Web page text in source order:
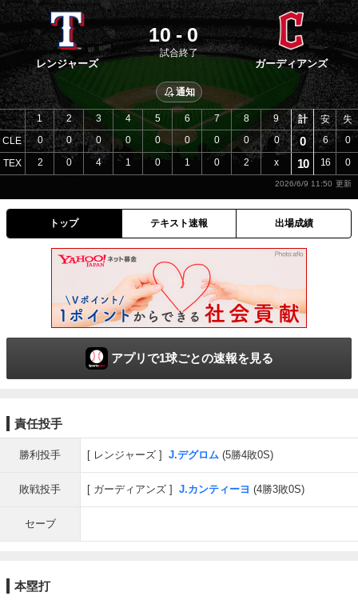
レンジャーズ
10 - 0
試合終了
ガーディアンズ
通知
CLE
TEX
1 2 3 4 5 6 7 8
9
0
0 0 0 0 0 0 0
0
2
0 4 1 0 1 0 2 x
計 安 失
0 6 0
10 16 0
2026/6/9 11:50
トップ テキスト速報 出場成績
アプリで1球ごとの速報を見る
責任投手
勝利投手 レンジャーズ J.デグロム (5勝4敗0S)
敗戦投手 ガーディアンズ J.カンティーヨ (4勝3敗0S)
セーブ
本塁打